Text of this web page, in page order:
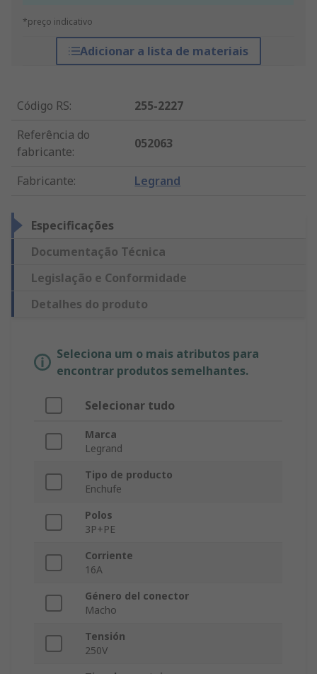
*preço indicativo
Adicionar a lista de materiais
Código RS:
255-2227
Referência do
fabricante:
052063
Fabricante: Legrand
Especificações
Documentação Técnica
Legislação e Conformidade
Detalhes do produto
Seleciona um o mais atributos para
encontrar produtos semelhantes.
Selecionar tudo
Marca
Legrand
Tipo de producto
Enchufe
Polos
3P+PE
Corriente
16A
Género del conector
Macho
Tensión
250V